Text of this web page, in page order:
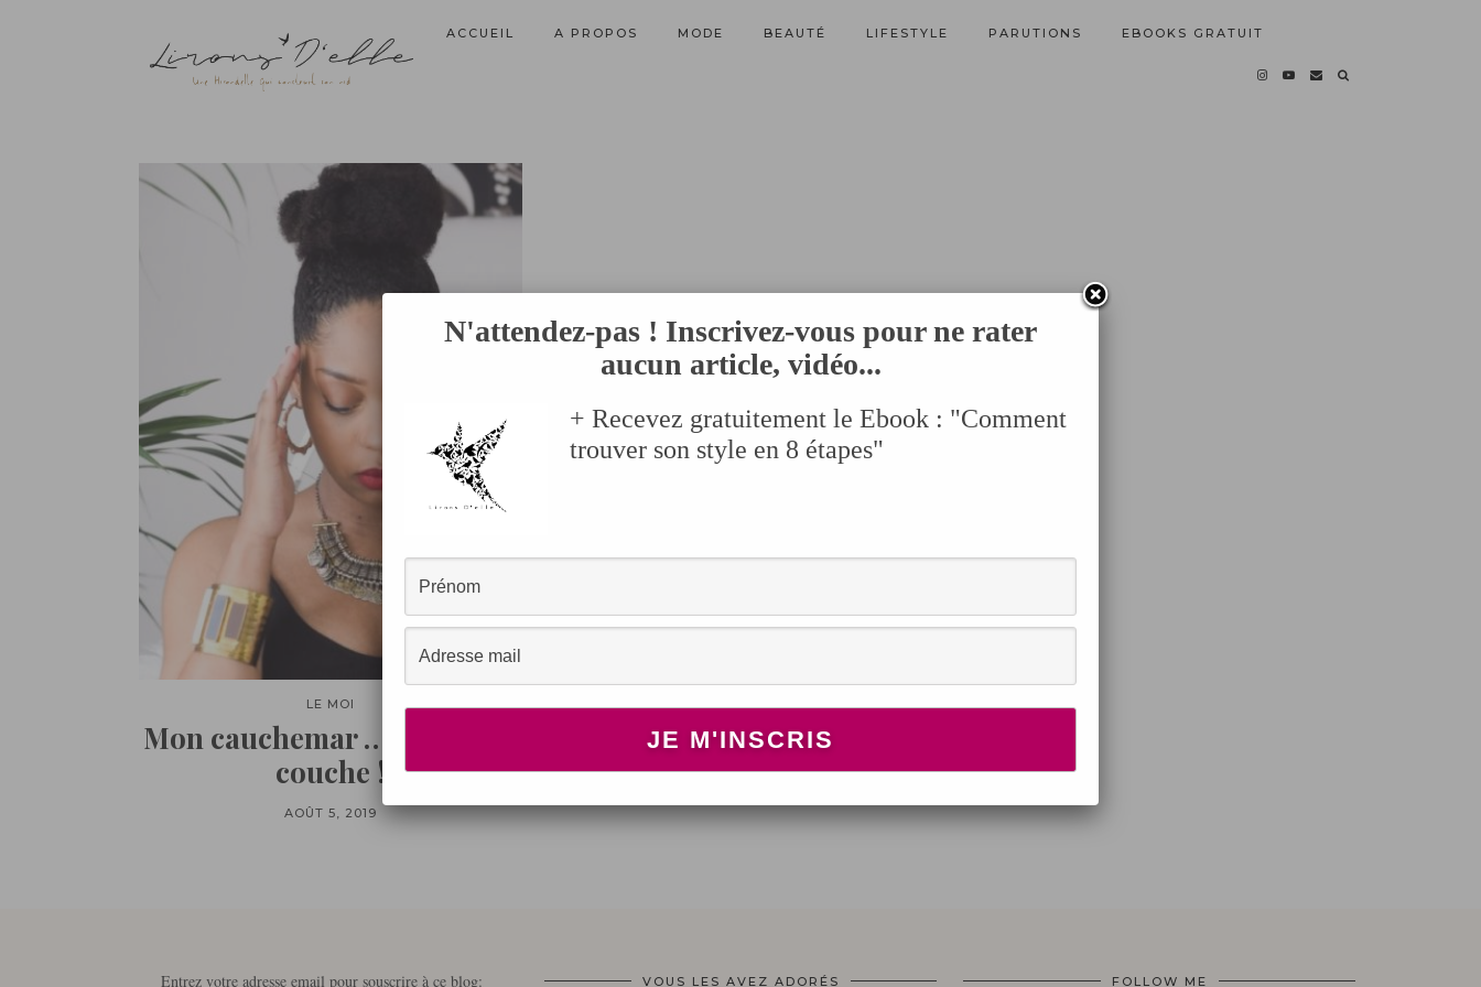
ACCUEIL A PROPOS MODE BEAUTÉ LIFESTYLE PARUTIONS EBOOKS GRATUIT
LE MOI
Mon cauchemar … La fausse
couche !
AOÛT 5, 2019
Entrez votre adresse email pour souscrire à ce blog: VOUS LES AVEZ ADORÉS FOLLOW ME
N'attendez-pas ! Inscrivez-vous pour ne rater
aucun article, vidéo...
+ Recevez gratuitement le Ebook : "Comment
trouver son style en 8 étapes"